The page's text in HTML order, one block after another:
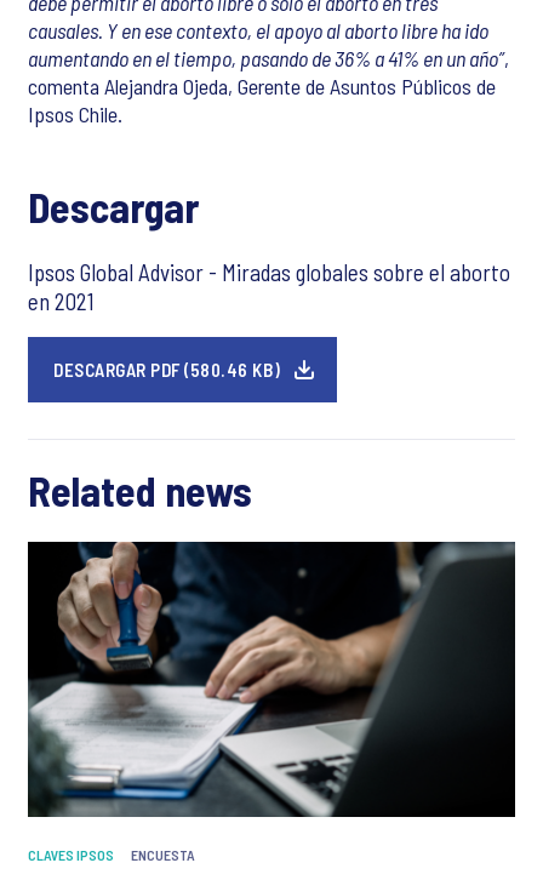
causales. Y en ese contexto, el apoyo al aborto libre ha ido
aumentando en el tiempo, pasando de 36% a 41% en un año”,
comenta Alejandra Ojeda, Gerente de Asuntos Públicos de
Ipsos Chile.
Descargar
Ipsos Global Advisor - Miradas globales sobre el aborto
en 2021
DESCARGAR PDF (580.46 KB)
Related news
CLAVES IPSOS ENCUESTA